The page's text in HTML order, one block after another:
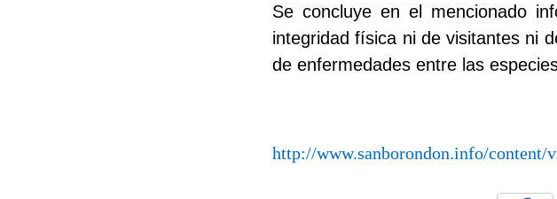
Se concluye en el mencionado
integridad física ni de visitantes ni
de enfermedades entre las
http://www.sanborondon.info/content/